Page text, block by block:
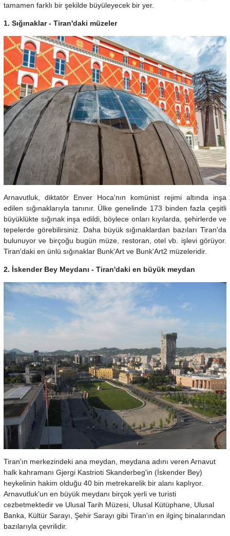
tamamen farklı bir şekilde büyüleyecek bir yer.
1. Sığınaklar - Tiran'daki müzeler
Arnavutluk, diktatör Enver Hoca'nın komünist rejimi altında inşa
edilen sığınaklarıyla tanınır. Ülke genelinde 173 binden fazla çeşitli
büyüklükte sığınak inşa edildi, böylece onları kıyılarda, şehirlerde ve
tepelerde görebilirsiniz. Daha büyük sığınaklardan bazıları Tiran'da
bulunuyor ve birçoğu bugün müze, restoran, otel vb. işlevi görüyor.
Tiran'daki en ünlü sığınaklar Bunk'Art ve Bunk'Art2 müzeleridir.
2. İskender Bey Meydanı - Tiran'daki en büyük meydan
Tiran'ın merkezindeki ana meydan, meydana adını veren Arnavut
halk kahramanı Gjergi Kastrioti Skanderbeg'in (İskender Bey)
heykelinin hakim olduğu 40 bin metrekarelik bir alanı kaplıyor.
Arnavutluk'un en büyük meydanı birçok yerli ve turisti
cezbetmektedir ve Ulusal Tarih Müzesi, Ulusal Kütüphane, Ulusal
Banka, Kültür Sarayı, Şehir Sarayı gibi Tiran'ın en ilginç binalarından
bazılarıyla çevrilidir.